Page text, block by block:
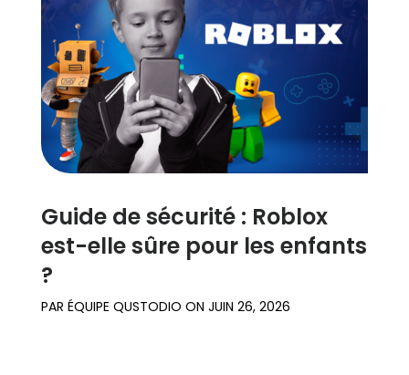
Guide de sécurité : Roblox
est-elle sûre pour les enfants
?
PAR ÉQUIPE QUSTODIO ON JUIN 26, 2026